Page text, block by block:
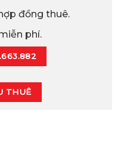
đồng thuê.
phí.
THUÊ